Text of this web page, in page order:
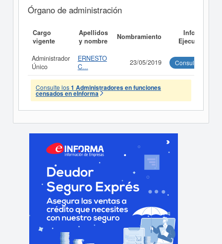
Órgano de administración
Cargo
vigente
Apellidos
y nombre
Nombramiento
Informe
Ejecutivo
Administrador
Único
ERNESTO
C...
23/05/2019 Consultar
Consulte los1 Administradores en funciones
censados en eInforma